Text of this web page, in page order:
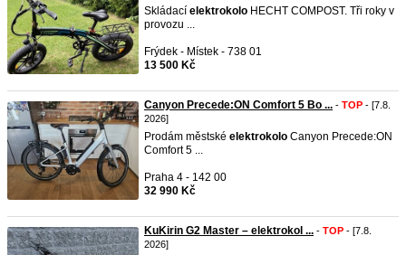
Skládací elektrokolo HECHT COMPOST. Tři roky v
provozu ...
Frýdek - Místek - 738 01
13 500 Kč
Canyon Precede:ON Comfort 5 Bo ... - TOP - [7.8.
2026]
Prodám městské elektrokolo Canyon Precede:ON
Comfort 5 ...
Praha 4 - 142 00
32 990 Kč
KuKirin G2 Master – elektrokol ... - TOP - [7.8.
2026]